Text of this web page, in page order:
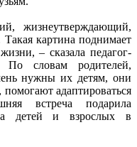
жизнеутверждающий,
картина поднимает
– сказала педагог-
По словам родителей,
нужны их детям, они
адаптироваться
встреча подарила
детей и взрослых в